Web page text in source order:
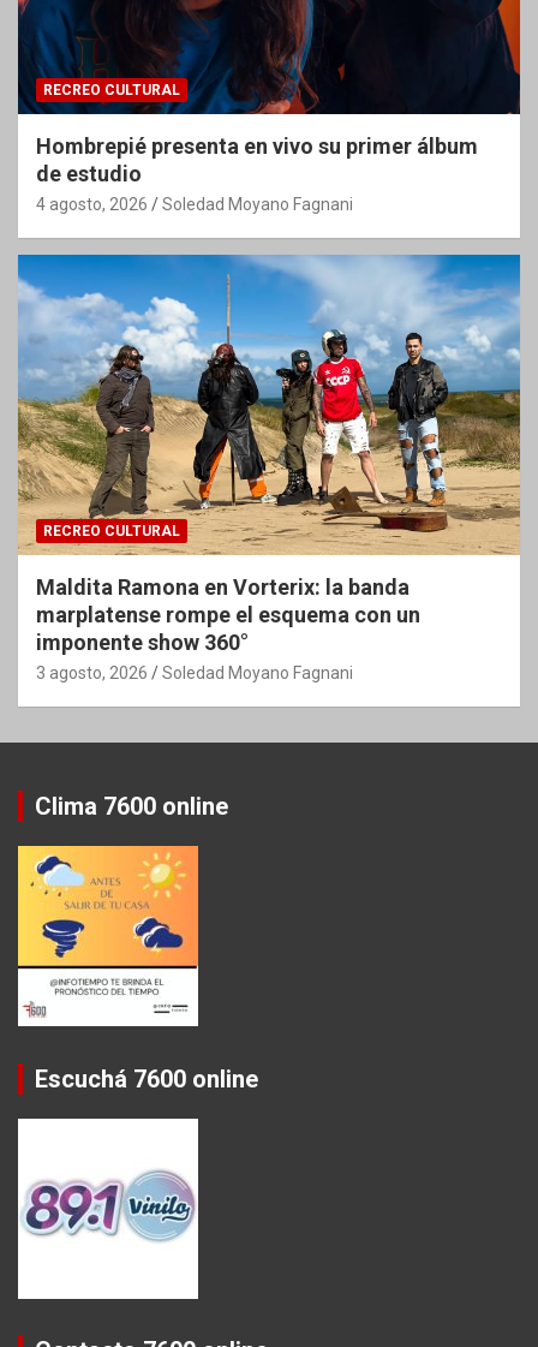
RECREO CULTURAL
Hombrepié presenta en vivo su primer álbum
de estudio
4 agosto, 2026 Soledad Moyano Fagnani
RECREO CULTURAL
Maldita Ramona en Vorterix: la banda
marplatense rompe el esquema con un
imponente show 360°
3 agosto, 2026 Soledad Moyano Fagnani
Clima 7600 online
Escuchá 7600 online